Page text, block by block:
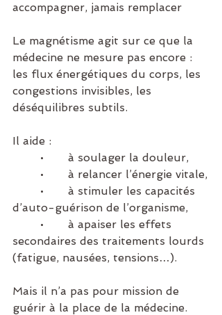
accompagner, jamais remplacer
Le magnétisme agit sur ce que la
médecine ne mesure pas encore :
les flux énergétiques du corps, les
congestions invisibles, les
déséquilibres subtils.
Il aide :
	•	à soulager la douleur,
	•	à relancer l’énergie vitale,
d’auto-guérison de l’organisme,
secondaires des traitements lourds
(fatigue, nausées, tensions…).
Mais il n’a pas pour mission de
guérir à la place de la médecine.